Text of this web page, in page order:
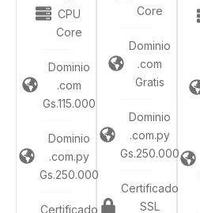
CPU
Core
Dominio
.com
Gs.115.000
Dominio
.com.py
Gs.250.000
Certificado
Core
Dominio
.com
Gratis
Dominio
.com.py
Gs.250.000
Certificado
SSL